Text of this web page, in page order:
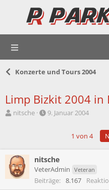
Konzerte und Tours 2004
Limp Bizkit 2004 in
E
l
l
e
nitsche
E
l
l
a
9. Januar 2004
1 von 4
nitsche
VeterAdmin Veteran
Beiträge 8.167